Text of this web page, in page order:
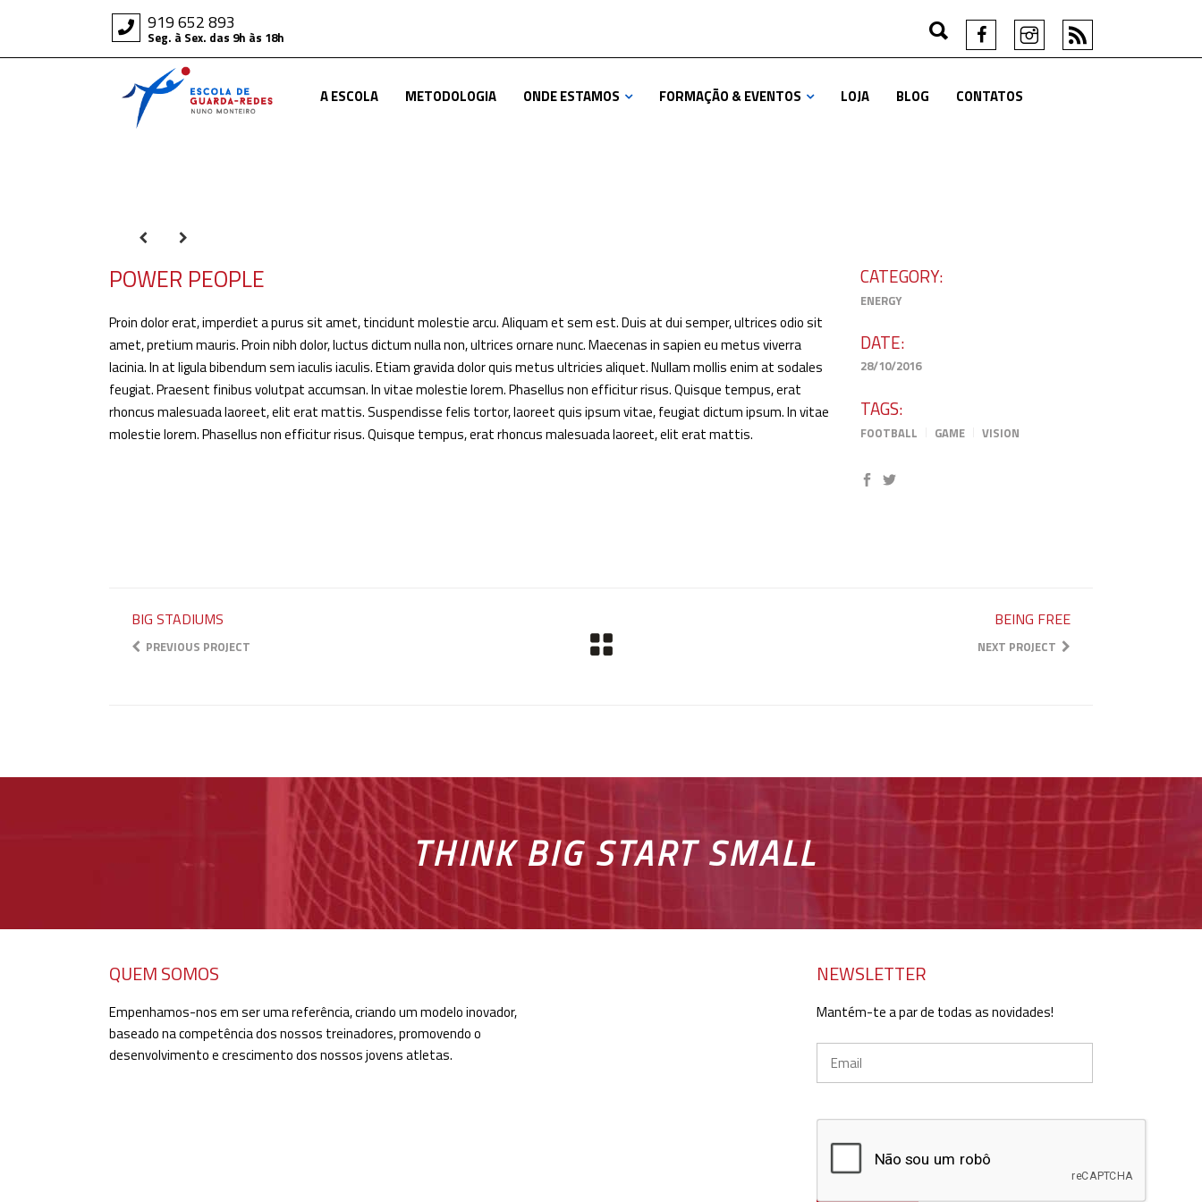
919 652 893
Seg. à Sex. das 9h às 18h
A ESCOLA METODOLOGIA ONDE ESTAMOS FORMAÇÃO & EVENTOS LOJA BLOG CONTATOS
POWER PEOPLE
Proin dolor erat, imperdiet a purus sit amet, tincidunt molestie arcu. Aliquam et sem est. Duis at dui semper, ultrices odio sit
amet, pretium mauris. Proin nibh dolor, luctus dictum nulla non, ultrices ornare nunc. Maecenas in sapien eu metus viverra
lacinia. In at ligula bibendum sem iaculis iaculis. Etiam gravida dolor quis metus ultricies aliquet. Nullam mollis enim at sodales
feugiat. Praesent finibus volutpat accumsan. In vitae molestie lorem. Phasellus non efficitur risus. Quisque tempus, erat
rhoncus malesuada laoreet, elit erat mattis. Suspendisse felis tortor, laoreet quis ipsum vitae, feugiat dictum ipsum. In vitae
molestie lorem. Phasellus non efficitur risus. Quisque tempus, erat rhoncus malesuada laoreet, elit erat mattis.
CATEGORY:
ENERGY
DATE:
28/10/2016
TAGS:
FOOTBALL GAME VISION
BIG STADIUMS
PREVIOUS PROJECT
BEING FREE
NEXT PROJECT
THINK BIG START SMALL
QUEM SOMOS
Empenhamos-nos em ser uma referência, criando um modelo inovador,
baseado na competência dos nossos treinadores, promovendo o
desenvolvimento e crescimento dos nossos jovens atletas.
NEWSLETTER
Mantém-te a par de todas as novidades!